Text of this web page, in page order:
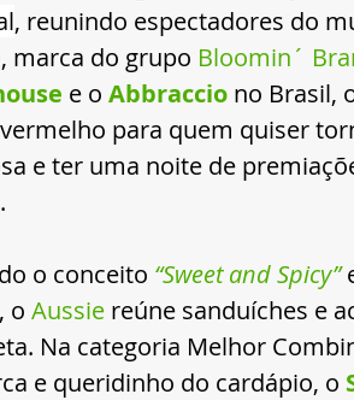
, reunindo espectadores do
, marca do grupo Bloomin´
e o Abbraccio no Brasil,
para quem quiser
e ter uma noite de
o conceito “Sweet and Spicy”
o Aussie reúne sanduíches e
Na categoria Melhor
e queridinho do cardápio, o